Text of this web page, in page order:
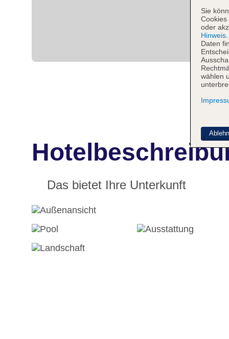
Das bietet Ihre Unterkunft
Sie
Cookies
oder
Hinweis
Daten
wählen